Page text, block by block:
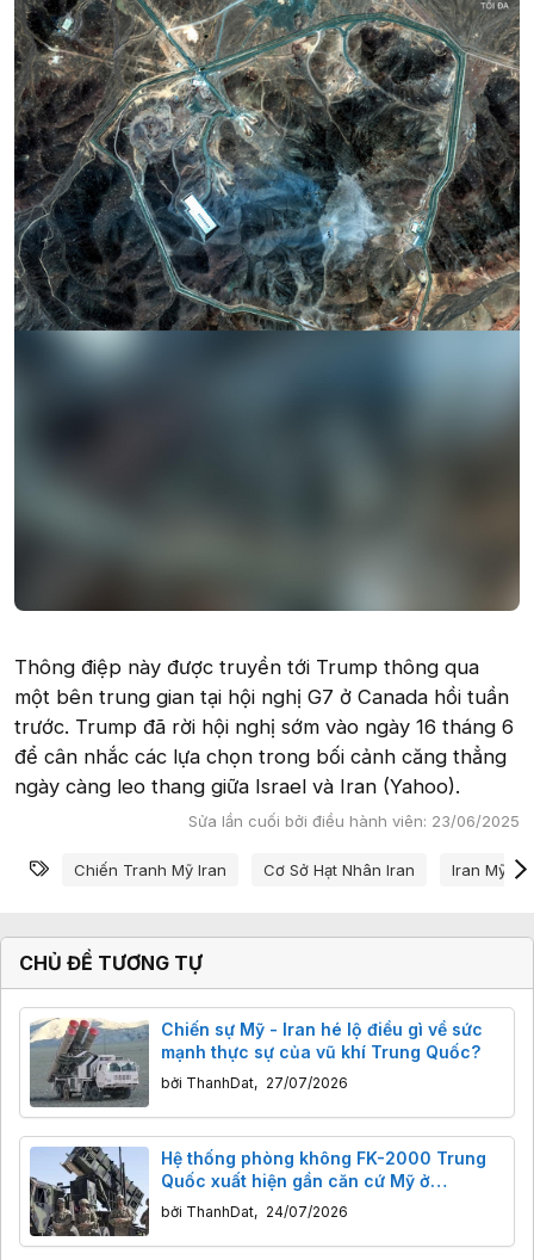
Thông điệp này được truyền tới Trump thông qua
một bên trung gian tại hội nghị G7 ở Canada hồi tuần
trước. Trump đã rời hội nghị sớm vào ngày 16 tháng 6
để cân nhắc các lựa chọn trong bối cảnh căng thẳng
ngày càng leo thang giữa Israel và Iran (Yahoo).
Sửa lần cuối bởi điều hành viên: 23/06/2025
Từ khóa
Chiến Tranh Mỹ Iran Cơ Sở Hạt Nhân Iran Iran Mỹ
CHỦ ĐỀ TƯƠNG TỰ
Chiến sự Mỹ - Iran hé lộ điều gì về sức
mạnh thực sự của vũ khí Trung Quốc?
bởi ThanhDat, 27/07/2026
Hệ thống phòng không FK-2000 Trung
Quốc xuất hiện gần căn cứ Mỹ ở
Bahrain, báo hiệu điều gì đang diễn ra
tại Trung Đông?
bởi ThanhDat, 24/07/2026